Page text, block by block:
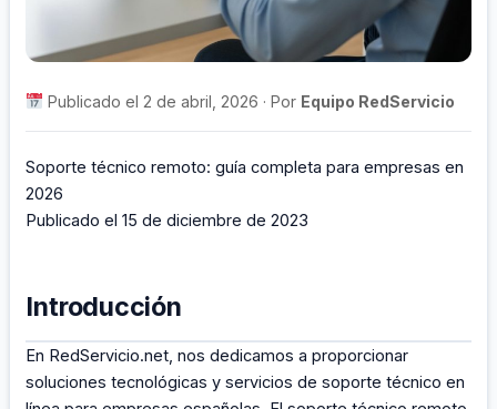
Publicado el 2 de abril, 2026 · Por Equipo RedServicio
Soporte técnico remoto: guía completa para empresas en
2026
Publicado el 15 de diciembre de 2023
Introducción
En RedServicio.net, nos dedicamos a proporcionar
soluciones tecnológicas y servicios de soporte técnico en